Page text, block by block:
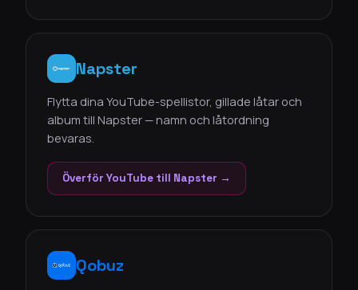
Napster
Flytta dina YouTube-spellistor, gillade låtar och
album till Napster — namn och låtordning
bevaras.
Överför YouTube till Napster →
Qobuz